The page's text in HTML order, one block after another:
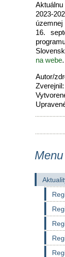
2023-
16.
na webe.
Autor/
Menu